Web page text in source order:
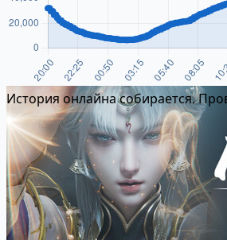
История онлайна собирается.